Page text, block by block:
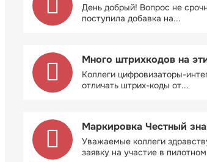
День добрый! Вопрос не
поступила добавка на...
Много штрихкодов на
Коллеги цифровизаторы-
отличать штрих-коды от...
Маркировка Честный
Уважаемые коллеги
заявку на участие в